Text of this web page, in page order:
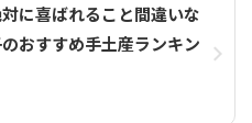
対に喜ばれること間違いな
おすすめ手土産ランキン